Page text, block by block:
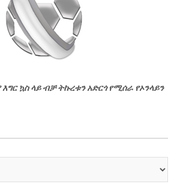
ኳስ ላይ ብቻ ትኩረቱን አድርጎ የሚሰራ የኦንላይን